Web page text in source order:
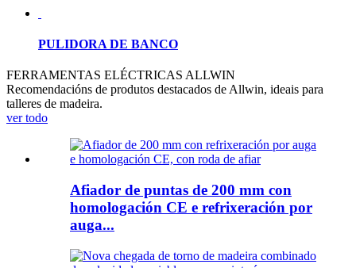
PULIDORA DE BANCO
FERRAMENTAS ELÉCTRICAS ALLWIN
Recomendacións de produtos destacados de Allwin, ideais para
talleres de madeira.
ver todo
Afiador de puntas de 200 mm con
homologación CE e refrixeración por
auga...